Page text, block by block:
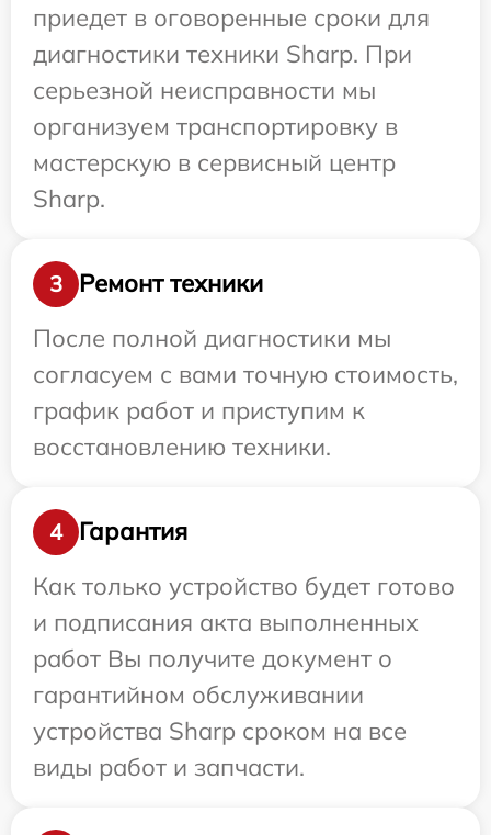
приедет в оговоренные сроки для
диагностики техники Sharp. При
серьезной неисправности мы
организуем транспортировку в
мастерскую в сервисный центр
Sharp.
3
Ремонт техники
После полной диагностики мы
согласуем с вами точную стоимость,
график работ и приступим к
восстановлению техники.
4
Гарантия
Как только устройство будет готово
и подписания акта выполненных
работ Вы получите документ о
гарантийном обслуживании
устройства Sharp сроком на все
виды работ и запчасти.